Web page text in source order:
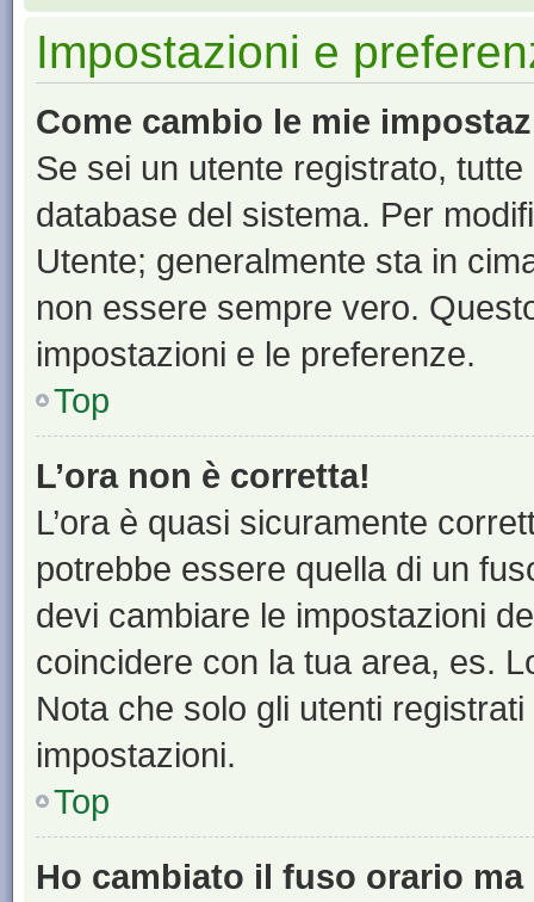
Impostazioni e
Come cambio le mie
Se sei un utente registrato,
database del sistema. Per
Utente; generalmente sta in
non essere sempre vero.
impostazioni e le preferenze.
Top
L’ora non è corretta!
L’ora è quasi sicuramente
potrebbe essere quella di un
devi cambiare le impostazioni
coincidere con la tua area, es.
Nota che solo gli utenti
impostazioni.
Top
Ho cambiato il fuso orario ma